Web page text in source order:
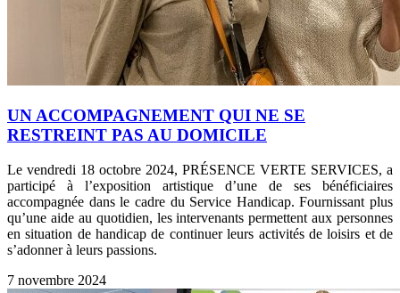
UN ACCOMPAGNEMENT QUI NE SE
RESTREINT PAS AU DOMICILE
Le vendredi 18 octobre 2024, PRÉSENCE VERTE SERVICES, a
participé à l’exposition artistique d’une de ses bénéficiaires
accompagnée dans le cadre du Service Handicap. Fournissant plus
qu’une aide au quotidien, les intervenants permettent aux personnes
en situation de handicap de continuer leurs activités de loisirs et de
s’adonner à leurs passions.
7 novembre 2024